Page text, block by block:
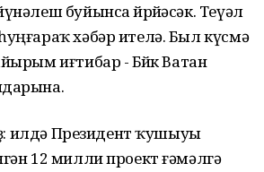
буйынса йөрөйәсәк. Теүәл
хәбәр ителә. Был күсмә
иғтибар - Бөйөк Ватан
илдә Президент ҡушыуы
12 милли проект ғәмәлгә